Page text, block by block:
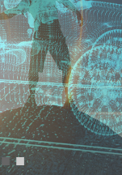
■ ■